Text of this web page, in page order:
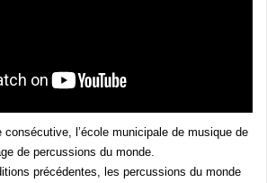
consécutive, l’école municipale de musique de
de percussions du monde.
précédentes, les percussions du monde